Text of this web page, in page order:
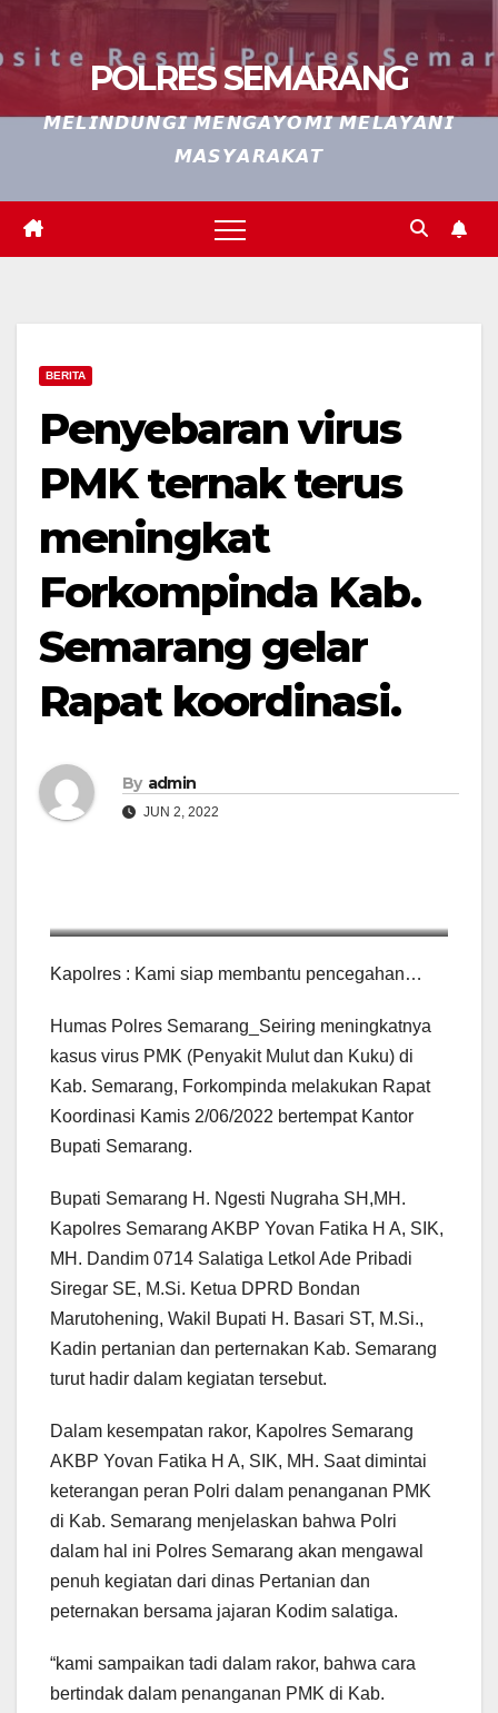
POLRES SEMARANG
𝙈𝙀𝙇𝙄𝙉𝘿𝙐𝙉𝙂𝙄 𝙈𝙀𝙉𝙂𝘼𝙔𝙊𝙈𝙄 𝙈𝙀𝙇𝘼𝙔𝘼𝙉𝙄
𝙈𝘼𝙎𝙔𝘼𝙍𝘼𝙆𝘼𝙏
BERITA
Penyebaran virus
PMK ternak terus
meningkat
Forkompinda Kab.
Semarang gelar
Rapat koordinasi.
By admin
JUN 2, 2022
virus PMK
Kapolres : Kami siap membantu pencegahan…
Humas Polres Semarang_Seiring meningkatnya
kasus virus PMK (Penyakit Mulut dan Kuku) di
Kab. Semarang, Forkompinda melakukan Rapat
Koordinasi Kamis 2/06/2022 bertempat Kantor
Bupati Semarang.
Bupati Semarang H. Ngesti Nugraha SH,MH.
Kapolres Semarang AKBP Yovan Fatika H A, SIK,
MH. Dandim 0714 Salatiga Letkol Ade Pribadi
Siregar SE, M.Si. Ketua DPRD Bondan
Marutohening, Wakil Bupati H. Basari ST, M.Si.,
Kadin pertanian dan perternakan Kab. Semarang
turut hadir dalam kegiatan tersebut.
Dalam kesempatan rakor, Kapolres Semarang
AKBP Yovan Fatika H A, SIK, MH. Saat dimintai
keterangan peran Polri dalam penanganan PMK
di Kab. Semarang menjelaskan bahwa Polri
dalam hal ini Polres Semarang akan mengawal
penuh kegiatan dari dinas Pertanian dan
peternakan bersama jajaran Kodim salatiga.
“kami sampaikan tadi dalam rakor, bahwa cara
bertindak dalam penanganan PMK di Kab.